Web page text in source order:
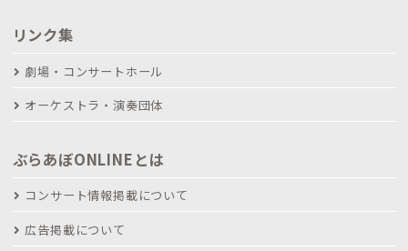
リンク集
劇場・コンサートホール
オーケストラ・演奏団体
ぶらあぼONLINEとは
コンサート情報掲載について
広告掲載について